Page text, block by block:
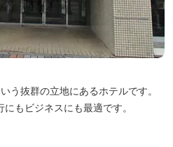
う抜群の立地にあるホテルです。
もビジネスにも最適です。